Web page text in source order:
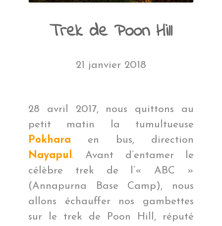
Trek de Poon Hill
21 janvier 2018
28 avril 2017, nous quittons au
petit matin la tumultueuse
Pokhara en bus, direction
Nayapul . Avant d’entamer le
célèbre trek de l’« ABC »
(Annapurna Base Camp), nous
allons échauffer nos gambettes
sur le trek de Poon Hill, réputé